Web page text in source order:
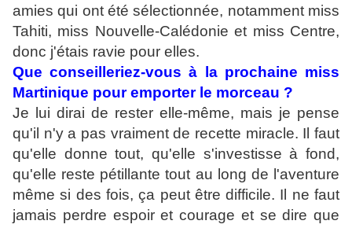
amies qui ont été sélectionnée, notamment miss
Tahiti, miss Nouvelle-Calédonie et miss Centre,
donc j'étais ravie pour elles.
Que conseilleriez-vous à la prochaine miss
Martinique pour emporter le morceau ?
Je lui dirai de rester elle-même, mais je pense
qu'il n'y a pas vraiment de recette miracle. Il faut
qu'elle donne tout, qu'elle s'investisse à fond,
qu'elle reste pétillante tout au long de l'aventure
même si des fois, ça peut être difficile. Il ne faut
jamais perdre espoir et courage et se dire que